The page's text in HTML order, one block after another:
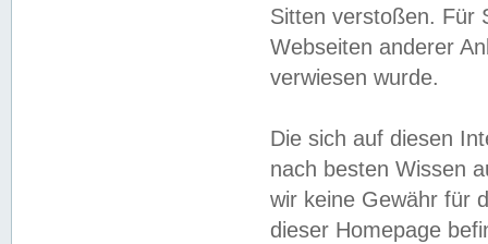
Sitten verstoßen. Für
Webseiten anderer
verwiesen wurde.
Die sich auf diesen
nach besten Wissen
wir keine Gewähr für
dieser Homepage